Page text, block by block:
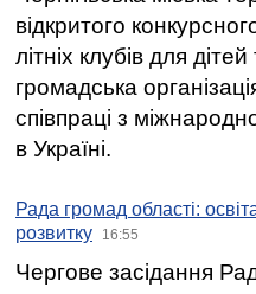
відкритого
літніх клубів для
громадська
співпраці з
в Україні.
Рада громад області:
розвитку
16:55
Чергове засідання